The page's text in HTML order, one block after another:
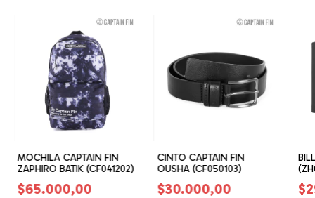
MOCHILA CAPTAIN FIN
ZAPHIRO BATIK (CF041202)
$65.000,00
CINTO CAPTAIN FIN
OUSHA (CF050103)
$30.000,00